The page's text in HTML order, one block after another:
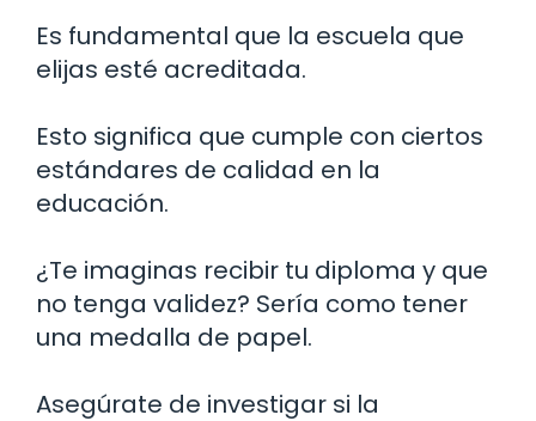
Es fundamental que la escuela que
elijas esté acreditada.
Esto significa que cumple con ciertos
estándares de calidad en la
educación.
¿Te imaginas recibir tu diploma y que
no tenga validez? Sería como tener
una medalla de papel.
Asegúrate de investigar si la